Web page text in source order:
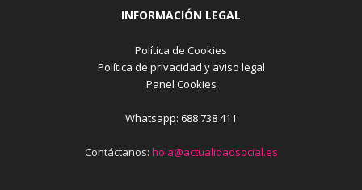
INFORMACIÓN LEGAL
Política de Cookies
Política de privacidad y aviso legal
Panel Cookies
Whatsapp: 688 738 411
Contáctanos: hola@actualidadsocial.es